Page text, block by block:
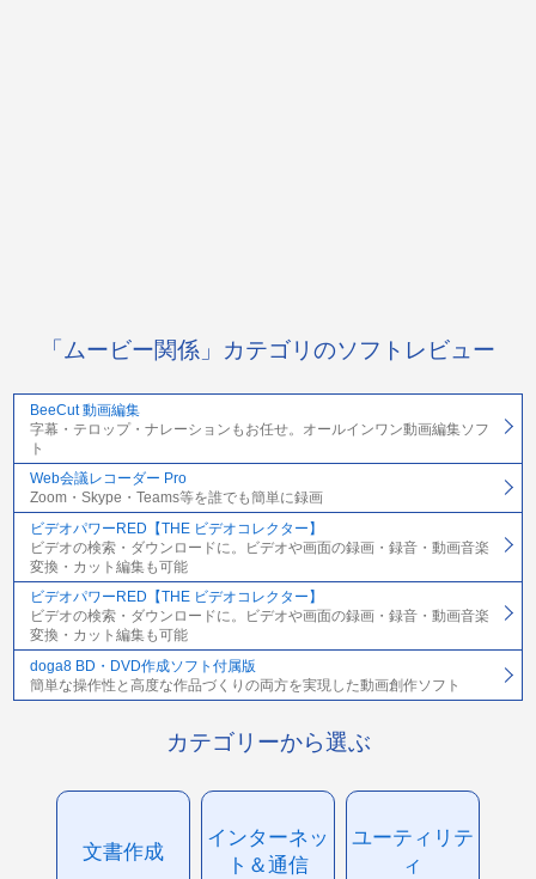
「ムービー関係」カテゴリのソフトレビュー
BeeCut 動画編集
字幕・テロップ・ナレーションもお任せ。オールインワン動画編集ソフ
ト
Web会議レコーダー Pro
Zoom・Skype・Teams等を誰でも簡単に録画
ビデオパワーRED【THE ビデオコレクター】
ビデオの検索・ダウンロードに。ビデオや画面の録画・録音・動画音楽
変換・カット編集も可能
ビデオパワーRED【THE ビデオコレクター】
ビデオの検索・ダウンロードに。ビデオや画面の録画・録音・動画音楽
変換・カット編集も可能
doga8 BD・DVD作成ソフト付属版
簡単な操作性と高度な作品づくりの両方を実現した動画創作ソフト
カテゴリーから選ぶ
文書作成
インターネッ
ト＆通信
ユーティリテ
ィ